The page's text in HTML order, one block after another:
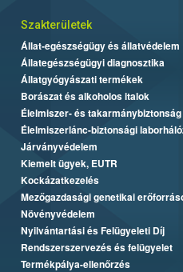
Szakterületek
Állat-egészségügy és állatvédelem
Állategészségügyi diagnosztika
Állatgyógyászati termékek
Borászat és alkoholos italok
Élelmiszer- és takarmánybiztonság
Élelmiszerlánc-biztonsági
Járványvédelem
Kiemelt ügyek, EUTR
Kockázatkezelés
Mezőgazdasági genetikai
Növényvédelem
Nyilvántartási és Felügyeleti Díj
Rendszerszervezés és felügyelet
Termékpálya-ellenőrzés